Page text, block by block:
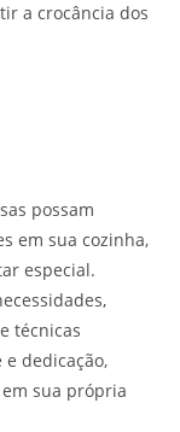
a crocância dos
possam
em sua cozinha,
especial.
técnicas
dedicação,
sua própria